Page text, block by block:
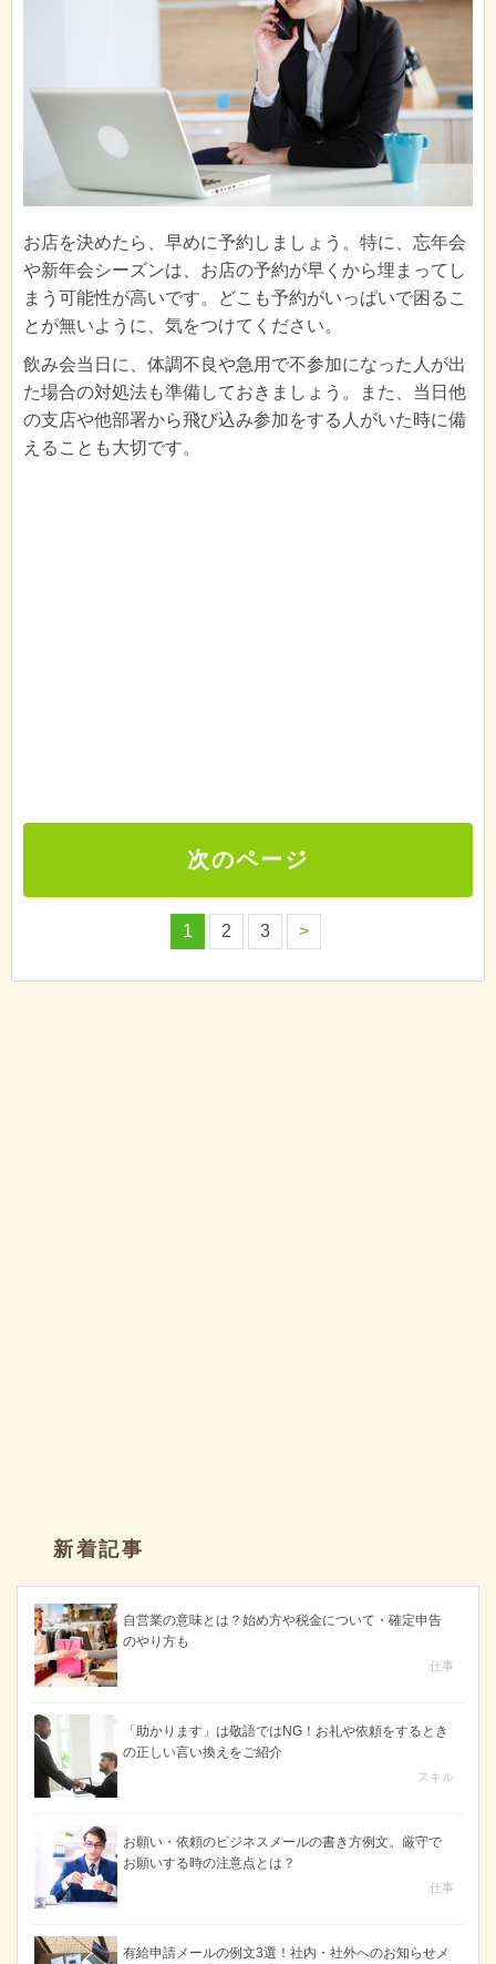
お店を決めたら、早めに予約しましょう。特に、忘年会
や新年会シーズンは、お店の予約が早くから埋まってし
まう可能性が高いです。どこも予約がいっぱいで困るこ
とが無いように、気をつけてください。
飲み会当日に、体調不良や急用で不参加になった人が出
た場合の対処法も準備しておきましょう。また、当日他
の支店や他部署から飛び込み参加をする人がいた時に備
えることも大切です。
次のページ
1 2 3 >
新着記事
自営業の意味とは？始め方や税金について・確定申告
のやり方も
仕事
「助かります」は敬語ではNG！お礼や依頼をするとき
の正しい言い換えをご紹介
スキル
お願い・依頼のビジネスメールの書き方例文。厳守で
お願いする時の注意点とは？
仕事
有給申請メールの例文3選！社内・社外へのお知らせメ